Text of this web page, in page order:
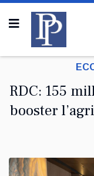
RDC: 155
booster